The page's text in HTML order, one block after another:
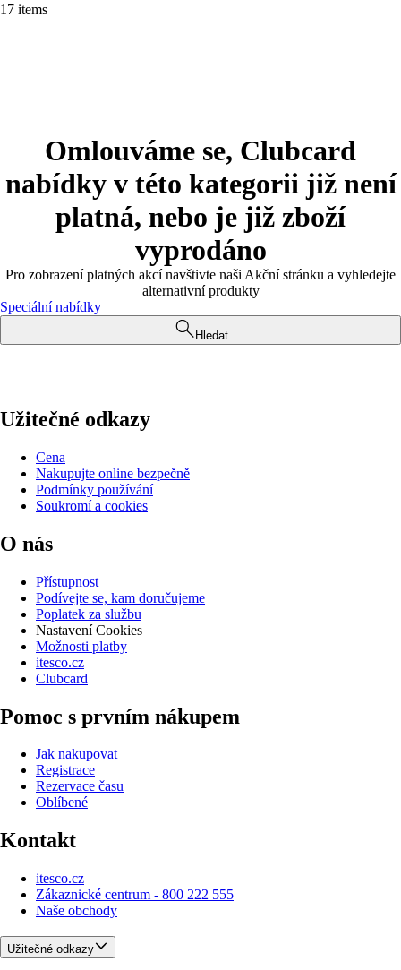
17 items
Omlouváme se, Clubcard
nabídky v této kategorii již není
platná, nebo je již zboží
vyprodáno
Pro zobrazení platných akcí navštivte naši Akční stránku a vyhledejte
alternativní produkty
Speciální nabídky
Hledat
Užitečné odkazy
Cena
Nakupujte online bezpečně
Podmínky používání
Soukromí a cookies
O nás
Přístupnost
Podívejte se, kam doručujeme
Poplatek za službu
Nastavení Cookies
Možnosti platby
itesco.cz
Clubcard
Pomoc s prvním nákupem
Jak nakupovat
Registrace
Rezervace času
Oblíbené
Kontakt
itesco.cz
Zákaznické centrum - 800 222 555
Naše obchody
Užitečné odkazy